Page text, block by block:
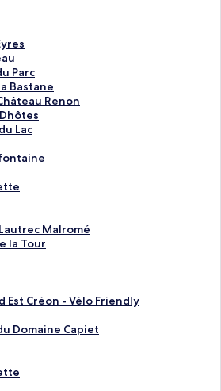
Parc
Bastane
Renon
Lac
Malromé
la Tour
Est Créon - Vélo Friendly
Domaine Capiet